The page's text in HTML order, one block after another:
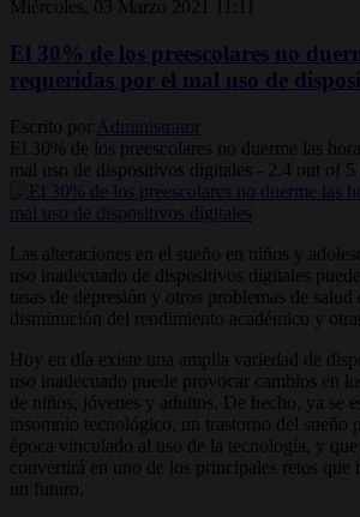
Miércoles, 03 Marzo 2021 11:11
El 30% de los preescolares no
requeridas por el mal uso de
Escrito por
Administrator
El 30% de los preescolares no duerme las
mal uso de dispositivos digitales - 2.4 out of 5
Las alteraciones en el sueño en niños y
uso inadecuado de dispositivos digitales
tasas de depresión y otros problemas de salud
disminución del rendimiento académico y
Hoy en día existe una amplia variedad de
uso inadecuado puede provocar cambios en
de niños, jóvenes y adultos. De hecho, ya se
insomnio tecnológico, un trastorno del sueño
época vinculado al uso de la tecnología, y
convertirá en uno de los principales retos que
un futuro.